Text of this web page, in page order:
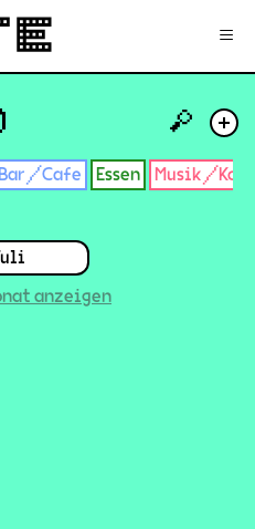
≡
+
🔎
Bar/Cafe Essen Musik/
anzeigen